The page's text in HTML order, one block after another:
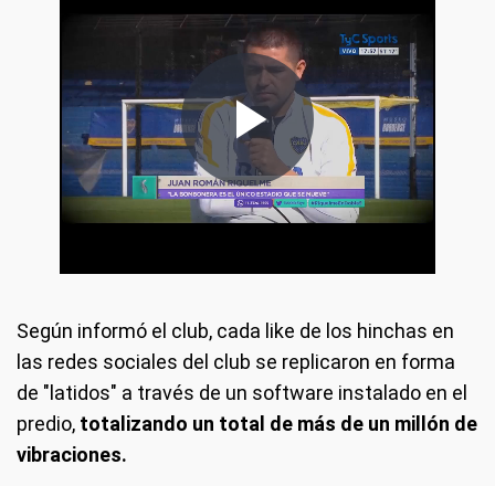
Según informó el club, cada like de los hinchas en
las redes sociales del club se replicaron en forma
de "latidos" a través de un software instalado en el
predio, totalizando un total de más de un millón de
vibraciones.